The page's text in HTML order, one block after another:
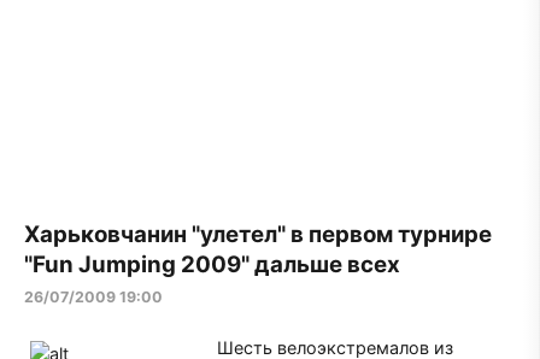
Харьковчанин "улетел" в первом турнире
"Fun Jumping 2009" дальше всех
26/07/2009 19:00
Шесть велоэкстремалов из